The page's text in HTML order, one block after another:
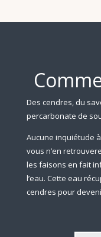
Des cendres, du
percarbonate de
Aucune inquiétude
vous n’en
les faisons en fait
l’eau. Cette eau
cendres pour